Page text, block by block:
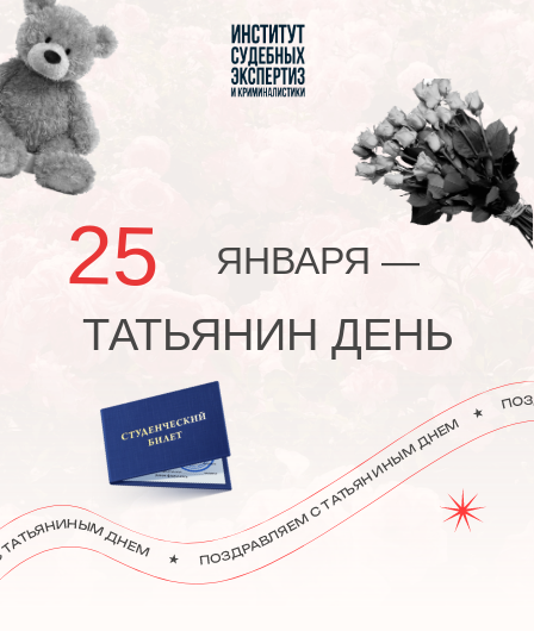
Вернуться на главную
25
ТАТЬЯНИН ДЕНЬ
У праздника интересная история:
причудливым образом переплелись разные
традиции. В этот день Русская
православная церковь чтит память святой
мученицы Татьяны Римской, а светская
Россия отмечает День студента.